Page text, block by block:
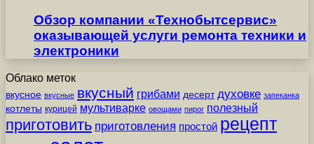
Обзор компании «Технобытсервис»
оказывающей услуги ремонта техники и
электроники
Облако меток
вкусное вкусные вкусный грибами десерт духовке запеканка
котлеты курицей мультиварке овощами пирог полезный
приготовить приготовления простой рецепт